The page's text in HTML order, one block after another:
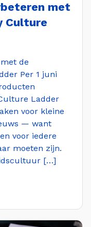
met
Culture
de
Per 1 juni
Ladder
voor kleine
— want
voor iedere
moeten zijn.
[…]